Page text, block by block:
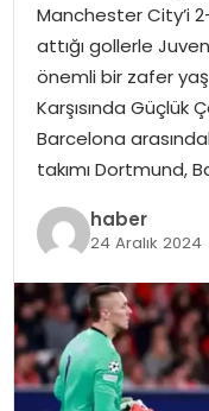
Manchester City’i
attığı gollerle
önemli bir zafer
Karşısında Güçlük
Barcelona
takımı Dortmund,
haber
24 Aralık 2024